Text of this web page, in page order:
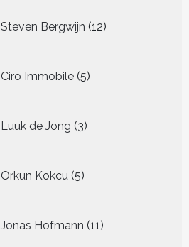
Steven Bergwijn 12
producten
Ciro Immobile 5
producten
Luuk de Jong 3
producten
Orkun Kokcu 5
producten
Jonas Hofmann 11
producten